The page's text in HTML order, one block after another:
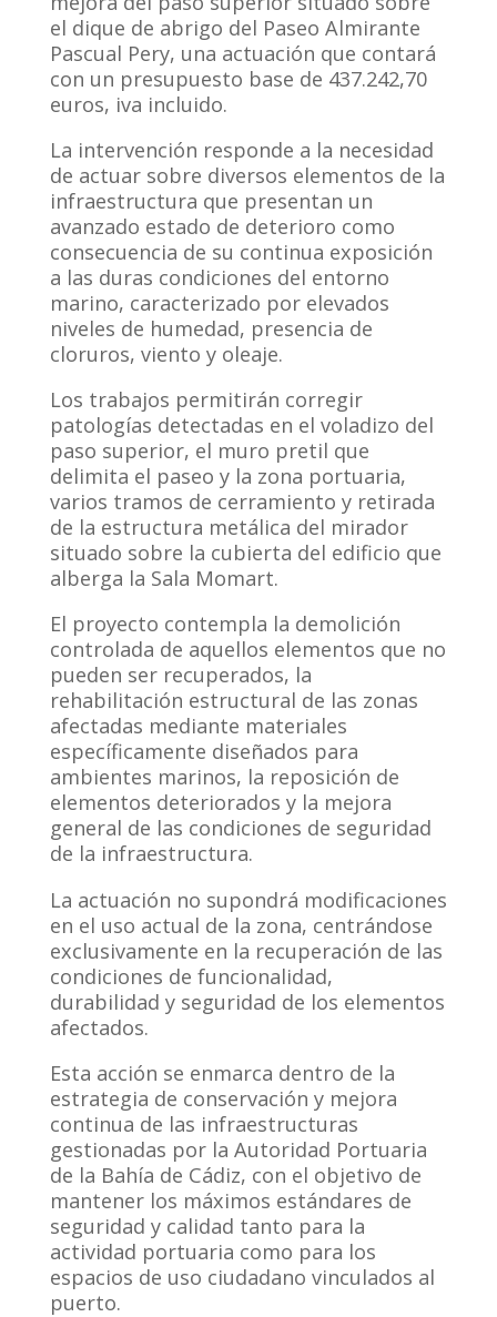
el dique de abrigo del Paseo Almirante
Pascual Pery, una actuación que contará
con un presupuesto base de 437.242,70
euros, iva incluido.
La intervención responde a la necesidad
de actuar sobre diversos elementos de la
infraestructura que presentan un
avanzado estado de deterioro como
consecuencia de su continua exposición
a las duras condiciones del entorno
marino, caracterizado por elevados
niveles de humedad, presencia de
cloruros, viento y oleaje.
Los trabajos permitirán corregir
patologías detectadas en el voladizo del
paso superior, el muro pretil que
delimita el paseo y la zona portuaria,
varios tramos de cerramiento y retirada
de la estructura metálica del mirador
situado sobre la cubierta del edificio que
alberga la Sala Momart.
El proyecto contempla la demolición
controlada de aquellos elementos que no
pueden ser recuperados, la
rehabilitación estructural de las zonas
afectadas mediante materiales
específicamente diseñados para
ambientes marinos, la reposición de
elementos deteriorados y la mejora
general de las condiciones de seguridad
de la infraestructura.
La actuación no supondrá modificaciones
en el uso actual de la zona, centrándose
exclusivamente en la recuperación de las
condiciones de funcionalidad,
durabilidad y seguridad de los elementos
afectados.
Esta acción se enmarca dentro de la
estrategia de conservación y mejora
continua de las infraestructuras
gestionadas por la Autoridad Portuaria
de la Bahía de Cádiz, con el objetivo de
mantener los máximos estándares de
seguridad y calidad tanto para la
actividad portuaria como para los
espacios de uso ciudadano vinculados al
puerto.